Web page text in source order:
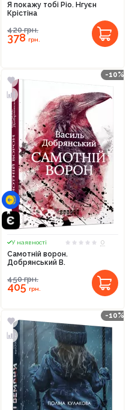
Я покажу тобі Ріо. Нгуєн
Крістіна
420грн.
378грн.
-10%
У наявності
0
Самотній ворон.
Добрянський В.
450грн.
405грн.
-10%